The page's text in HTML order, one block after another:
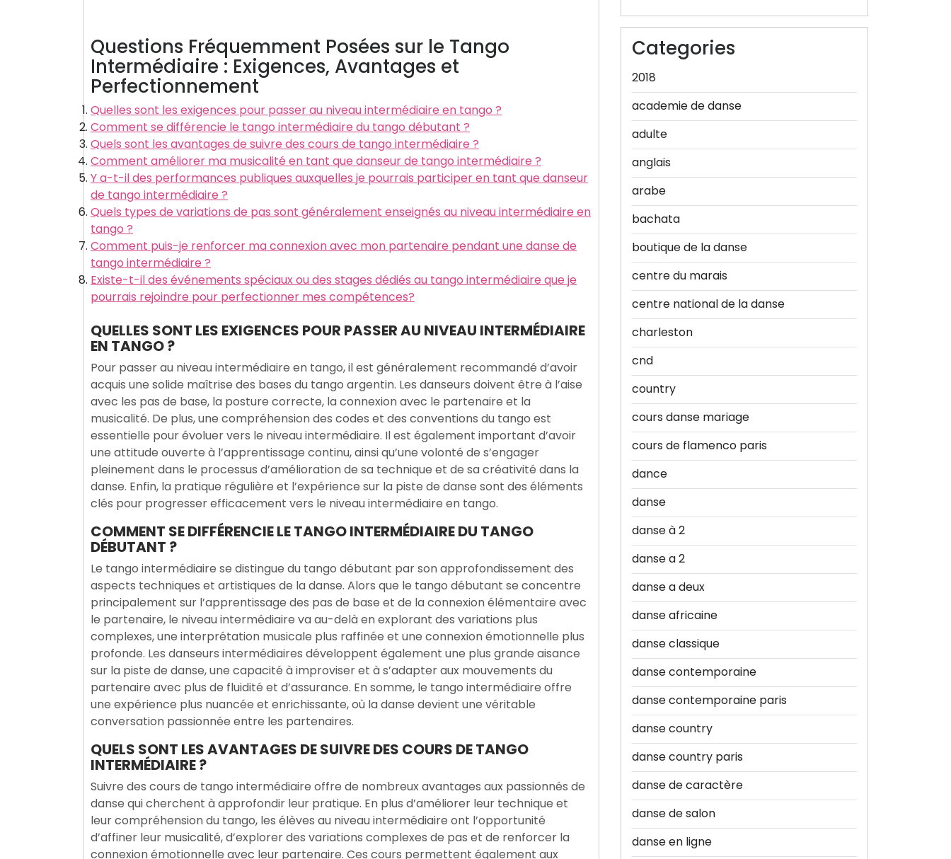
Questions Fréquemment Posées sur le Tango
Intermédiaire : Exigences, Avantages et
Perfectionnement
Quelles sont les exigences pour passer au niveau intermédiaire en tango ?
Comment se différencie le tango intermédiaire du tango débutant ?
Quels sont les avantages de suivre des cours de tango intermédiaire ?
Comment améliorer ma musicalité en tant que danseur de tango intermédiaire ?
Y a-t-il des performances publiques auxquelles je pourrais participer en tant que danseur
de tango intermédiaire ?
Quels types de variations de pas sont généralement enseignés au niveau intermédiaire en
tango ?
Comment puis-je renforcer ma connexion avec mon partenaire pendant une danse de
tango intermédiaire ?
Existe-t-il des événements spéciaux ou des stages dédiés au tango intermédiaire que je
pourrais rejoindre pour perfectionner mes compétences?
QUELLES SONT LES EXIGENCES POUR PASSER AU NIVEAU INTERMÉDIAIRE
EN TANGO ?
Pour passer au niveau intermédiaire en tango, il est généralement recommandé d’avoir
acquis une solide maîtrise des bases du tango argentin. Les danseurs doivent être à l’aise
avec les pas de base, la posture correcte, la connexion avec le partenaire et la
musicalité. De plus, une compréhension des codes et des conventions du tango est
essentielle pour évoluer vers le niveau intermédiaire. Il est également important d’avoir
une attitude ouverte à l’apprentissage continu, ainsi qu’une volonté de s’engager
pleinement dans le processus d’amélioration de sa technique et de sa créativité dans la
danse. Enfin, la pratique régulière et l’expérience sur la piste de danse sont des éléments
clés pour progresser efficacement vers le niveau intermédiaire en tango.
COMMENT SE DIFFÉRENCIE LE TANGO INTERMÉDIAIRE DU TANGO
DÉBUTANT ?
Le tango intermédiaire se distingue du tango débutant par son approfondissement des
aspects techniques et artistiques de la danse. Alors que le tango débutant se concentre
principalement sur l’apprentissage des pas de base et de la connexion élémentaire avec
le partenaire, le niveau intermédiaire va au-delà en explorant des variations plus
complexes, une interprétation musicale plus raffinée et une connexion émotionnelle plus
profonde. Les danseurs intermédiaires développent également une plus grande aisance
sur la piste de danse, une capacité à improviser et à s’adapter aux mouvements du
partenaire avec plus de fluidité et d’assurance. En somme, le tango intermédiaire offre
une expérience plus nuancée et enrichissante, où la danse devient une véritable
conversation passionnée entre les partenaires.
QUELS SONT LES AVANTAGES DE SUIVRE DES COURS DE TANGO
INTERMÉDIAIRE ?
Suivre des cours de tango intermédiaire offre de nombreux avantages aux passionnés de
danse qui cherchent à approfondir leur pratique. En plus d’améliorer leur technique et
leur compréhension du tango, les élèves au niveau intermédiaire ont l’opportunité
d’affiner leur musicalité, d’explorer des variations complexes de pas et de renforcer la
connexion émotionnelle avec leur partenaire. Ces cours permettent également aux
Categories
2018
academie de danse
adulte
anglais
arabe
bachata
boutique de la danse
centre du marais
centre national de la danse
charleston
cnd
country
cours danse mariage
cours de flamenco paris
dance
danse
danse à 2
danse a 2
danse a deux
danse africaine
danse classique
danse contemporaine
danse contemporaine paris
danse country
danse country paris
danse de caractère
danse de salon
danse en ligne